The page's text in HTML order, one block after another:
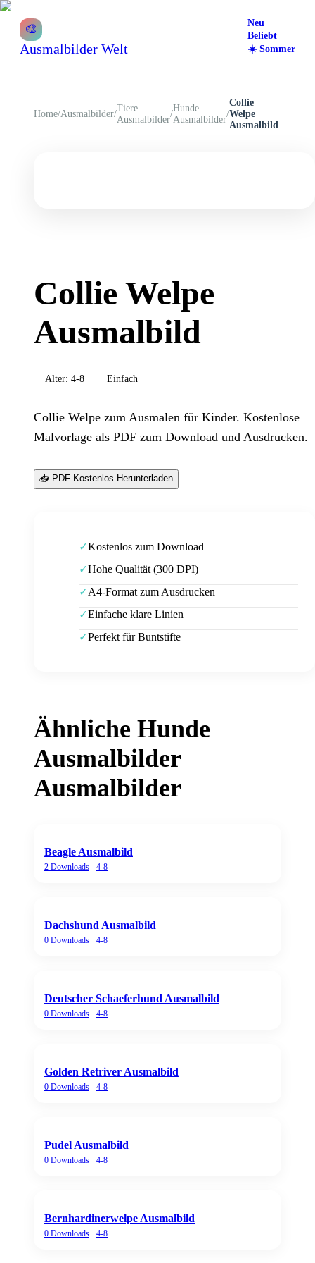
🎨
Ausmalbilder Welt
Neu
Beliebt
☀️ Sommer
Home/Ausmalbilder/
Tiere
Ausmalbilder
/
Hunde
Ausmalbilder
/
Collie
Welpe
Ausmalbild
Collie Welpe
Ausmalbild
Alter: 4-8 Einfach
Collie Welpe zum Ausmalen für Kinder. Kostenlose
Malvorlage als PDF zum Download und Ausdrucken.
📥 PDF Kostenlos Herunterladen
✓Kostenlos zum Download
✓Hohe Qualität (300 DPI)
✓A4-Format zum Ausdrucken
✓Einfache klare Linien
✓Perfekt für Buntstifte
Ähnliche Hunde
Ausmalbilder
Ausmalbilder
Beagle Ausmalbild
2 Downloads 4-8
Dachshund Ausmalbild
0 Downloads 4-8
Deutscher Schaeferhund Ausmalbild
0 Downloads 4-8
Golden Retriver Ausmalbild
0 Downloads 4-8
Pudel Ausmalbild
0 Downloads 4-8
Bernhardinerwelpe Ausmalbild
0 Downloads 4-8